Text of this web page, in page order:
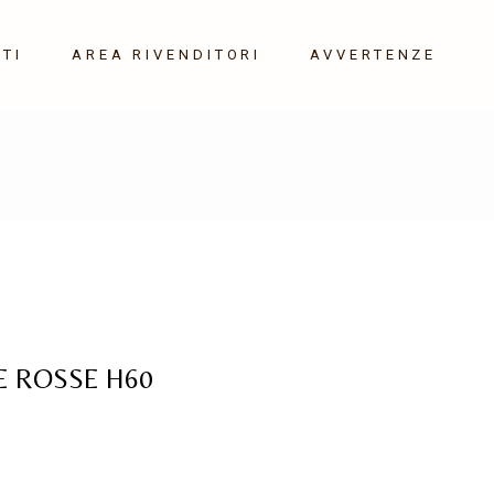
AREA RIVENDITORI AVVERTENZE
ROSSE H60